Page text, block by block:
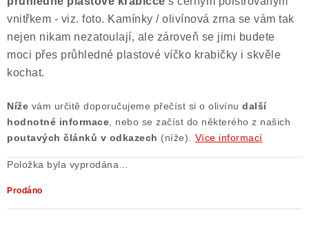
vnitřkem - viz. foto. Kamínky / olivínová zrna se vám tak
nejen nikam nezatoulají, ale zároveň se jimi budete
moci přes průhledné plastové víčko krabičky i skvěle
kochat.
Níže vám určitě doporučujeme přečíst si o olivínu další
hodnotné informace , nebo se začíst do některého z našich
poutavých článků v odkazech (níže). Více informací
Položka byla vyprodána…
Prodáno